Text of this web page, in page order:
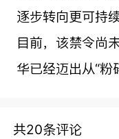
逐步转向更可持
目前，该禁令尚
华已经迈出从“粉
共20条评论